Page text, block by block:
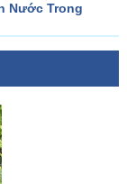
Nước Trong